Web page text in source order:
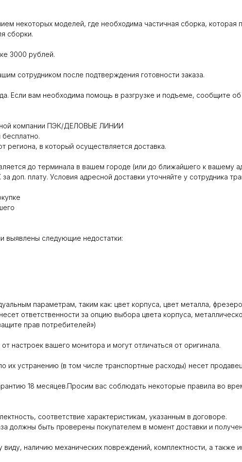
некоторых моделей, где необходима частичная сборка, которая
сборки.
3000 рублей.
сотрудником после подтверждения готовности заказа.
Если вам необходима помощь в разгрузке и подъеме, сообщите
компании ПЭК/ДЕЛОВЫЕ ЛИНИИ
региона, в который осуществляется доставка.
до терминала в вашем городе (или до ближайшего к вашему
доп. плату. Условия адресной доставки уточняйте у сотрудника
выявлены следующие недостатки:
параметрам, таким как: цвет корпуса, цвет металла,
ответственности за опцию выбора цвета корпуса,
прав потребителей»)
настроек вашего монитора и могут отличаться от оригинала.
их устранению (в том числе транспортные расходы) несет
18 месяцев.Просим вас соблюдать некоторые правила во
соответствие характеристикам, указанным в договоре.
должны быть проверены покупателем в момент доставки и
наличию механических повреждений, комплектности, а также